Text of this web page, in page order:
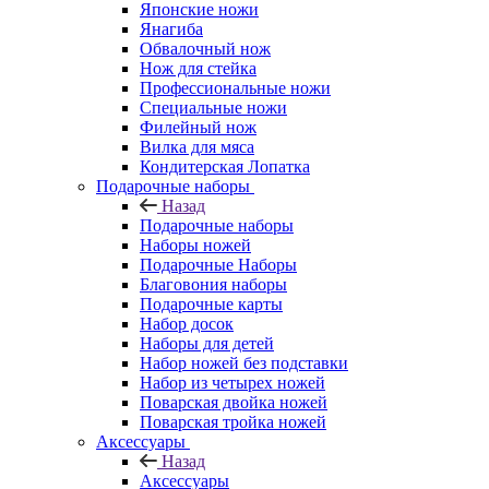
Японские ножи
Янагиба
Обвалочный нож
Нож для стейка
Профессиональные ножи
Специальные ножи
Филейный нож
Вилка для мяса
Кондитерская Лопатка
Подарочные наборы
Назад
Подарочные наборы
Наборы ножей
Подарочные Наборы
Благовония наборы
Подарочные карты
Набор досок
Наборы для детей
Набор ножей без подставки
Набор из четырех ножей
Поварская двойка ножей
Поварская тройка ножей
Аксессуары
Назад
Аксессуары